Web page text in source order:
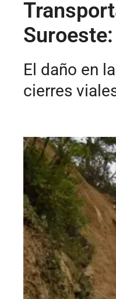
El daño en
cierres